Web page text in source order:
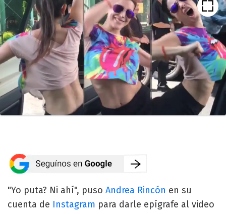
"Yo puta? Ni ahí", puso Andrea Rincón en su
cuenta de Instagram para darle epígrafe al video